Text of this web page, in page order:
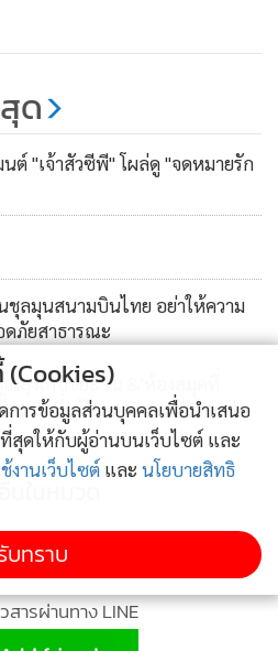
ด
ต์ "เจ้าสัวซีพี" โผล่ดู "จดหมายรัก
ลมุนสนามบินไทย อย่าให้ความ
ภัยสาธารณะ
ลุงเก็บขยะ ใน &'ห้องสมุดที่
งจริงที่สร้างความประทับใจแก่
ารผ่านทาง LINE
(Cookies)
การข้อมูลส่วนบุคคลเพื่อนำเสนอ
ดให้กับผู้อ่านบนเว็บไซต์ และ
งานเว็บไซต์ และ นโยบายสิทธิ
บทราบ